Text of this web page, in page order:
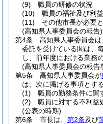
(9)
職員の研修の状況
(10)
職員の福祉及び利
(11)
その他市長が必要
(高知県人事委員会の報告)
第4条
高知県人事委員会
委託を受けている間は、
し、前年度における業務
(高知県人事委員会の報告
第5条
高知県人事委員会が
は、次に掲げる事項とする
(1)
職員の勤務条件に関
(2)
職員に対する不利益
(公表の時期)
第6条
市長は、 第2条及び